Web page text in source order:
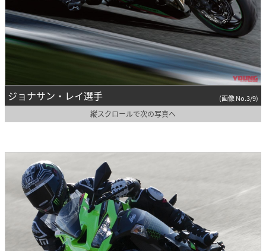
ジョナサン・レイ選手 (画像 No.3/9)
縦スクロールで次の写真へ